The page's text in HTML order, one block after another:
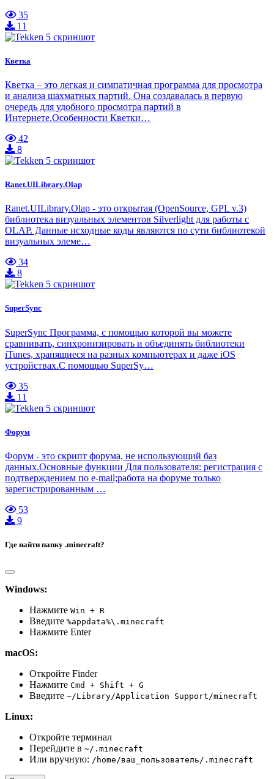
35
11
Кветка
Кветка – это легкая и симпатичная программа для просмотра
и анализа шахматных партий. Она создавалась в первую
очередь для удобного просмотра партий в
Интернете.Особенности Кветки…
42
8
Ranet.UILibrary.Olap
Ranet.UILibrary.Olap - это открытая (OpenSource, GPL v.3)
библиотека визуальных элементов Silverlight для работы с
OLAP. Данные исходные коды являются по сути библиотекой
визуальных элеме…
34
8
SuperSync
SuperSync Программа, с помощью которой вы можете
сравнивать, синхронизировать и объединять библиотеки
iTunes, хранящиеся на разных компьютерах и даже iOS
устройствах.С помощью SuperSy…
35
11
Форум
Форум - это скрипт форума, не использующий баз
данных.Основные функции Для пользователя: регистрация с
подтверждением по e-mail;работа на форуме только
зарегистрированным …
53
9
Где найти папку .minecraft?
Windows:
Нажмите Win + R
Введите %appdata%\.minecraft
Нажмите Enter
macOS:
Откройте Finder
Нажмите Cmd + Shift + G
Введите ~/Library/Application Support/minecraft
Linux:
Откройте терминал
Перейдите в ~/.minecraft
Или вручную: /home/ваш_пользователь/.minecraft